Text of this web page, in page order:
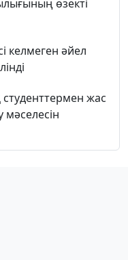
өзекті
келмеген әйел
жас